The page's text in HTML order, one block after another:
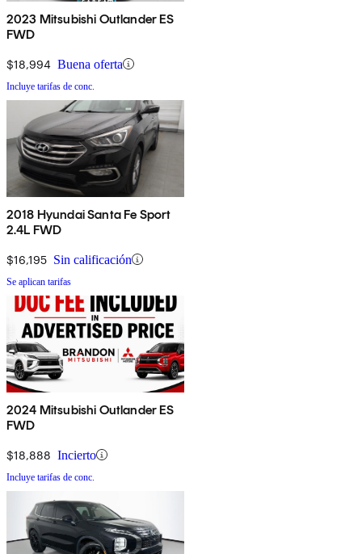
2023 Mitsubishi Outlander ES
FWD
$18,994 Buena oferta
Incluye tarifas de conc.
2018 Hyundai Santa Fe Sport
2.4L FWD
$16,195 Sin calificación
Se aplican tarifas
2024 Mitsubishi Outlander ES
FWD
$18,888 Incierto
Incluye tarifas de conc.